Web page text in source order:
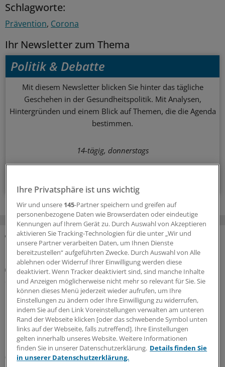
Schlagworte:
Prävention Corona
Ihr Newsletter zum Thema
Politik & Debatte
Mit diesem Newsletter blicken Sie hinter das tägliche
Geschehen in der Gesundheitspolitik. Mit Analysen,
Hintergründen und einem Blick auf Themen, die die Agenda
bestimmen.
14-tägig, donnerstags
MEHR ZUM THEMA
Plaques bewerten
Screening mittels Koronar-CT: Was das bringen
könnte
Moderne CT-Geräte können Koronargefäße sichtbar
machen. Sie können aber auch atherosklerotischen
Gefäßschäden tief in die Plaque-Seele blicken. Hat die
Koronar-CT eine große Screening-Zukunft?
05.08.2026
Ihre Privatsphäre ist uns wichtig
Wir und unsere 145-Partner speichern und greifen auf
personenbezogene Daten wie Browserdaten oder eindeutige
Kennungen auf Ihrem Gerät zu. Durch Auswahl von Akzeptieren
aktivieren Sie Tracking-Technologien für die unter „Wir und
unsere Partner verarbeiten Daten, um Ihnen Dienste
bereitzustellen“ aufgeführten Zwecke. Durch Auswahl von Alle
ablehnen oder Widerruf Ihrer Einwilligung werden diese
deaktiviert. Wenn Tracker deaktiviert sind, sind manche Inhalte
und Anzeigen möglicherweise nicht mehr so relevant für Sie. Sie
können dieses Menü jederzeit wieder aufrufen, um Ihre
Einstellungen zu ändern oder Ihre Einwilligung zu widerrufen,
indem Sie auf den Link Voreinstellungen verwalten am unteren
Rand der Webseite klicken [oder das schwebende Symbol unten
links auf der Webseite, falls zutreffend]. Ihre Einstellungen
gelten innerhalb unseres Website. Weitere Informationen
finden Sie in unserer Datenschutzerklärung. Details finden Sie
in unserer Datenschutzerklärung.